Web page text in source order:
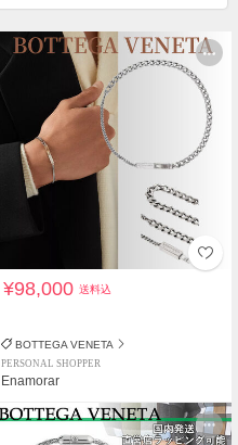
¥98,000送料込
BOTTEGA VENETA
PERSONAL SHOPPER
Enamorar